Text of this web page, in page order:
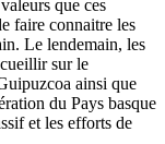
que ces
faire connaitre les
Le lendemain, les
sur le
ainsi que
du Pays basque
et les efforts de